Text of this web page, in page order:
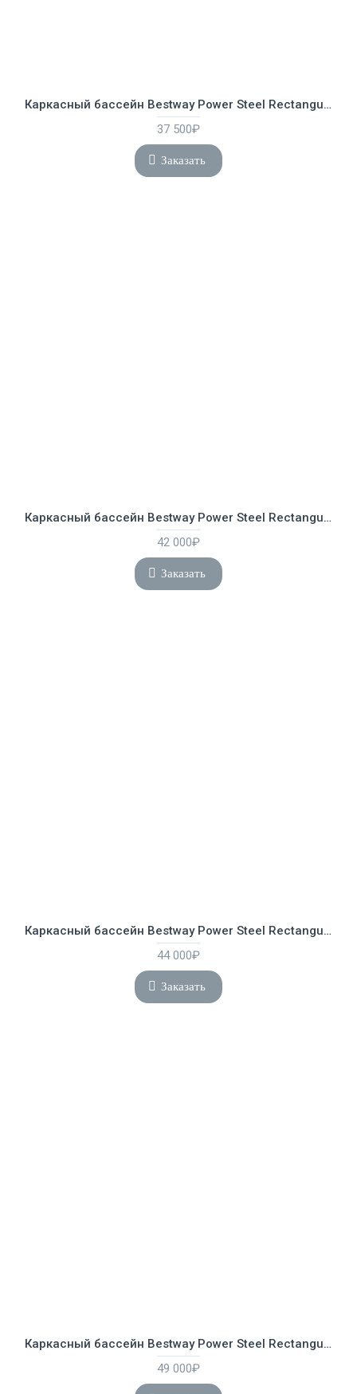
Каркасный бассейн Bestway Power Steel Rectangular 4.12 х 2.01 х 1.22 м ; артикул 56456
37 500₽
Заказать
Каркасный бассейн Bestway Power Steel Rectangular 4.12 х 2.01 х 1.22 м ; артикул 56457
42 000₽
Заказать
Каркасный бассейн Bestway Power Steel Rectangular 4.88 х 2.44 х 1.22 м ; артикул 56670
44 000₽
Заказать
Каркасный бассейн Bestway Power Steel Rectangular 4.88 х 2.44 х 1.22 м ; артикул 56671
49 000₽